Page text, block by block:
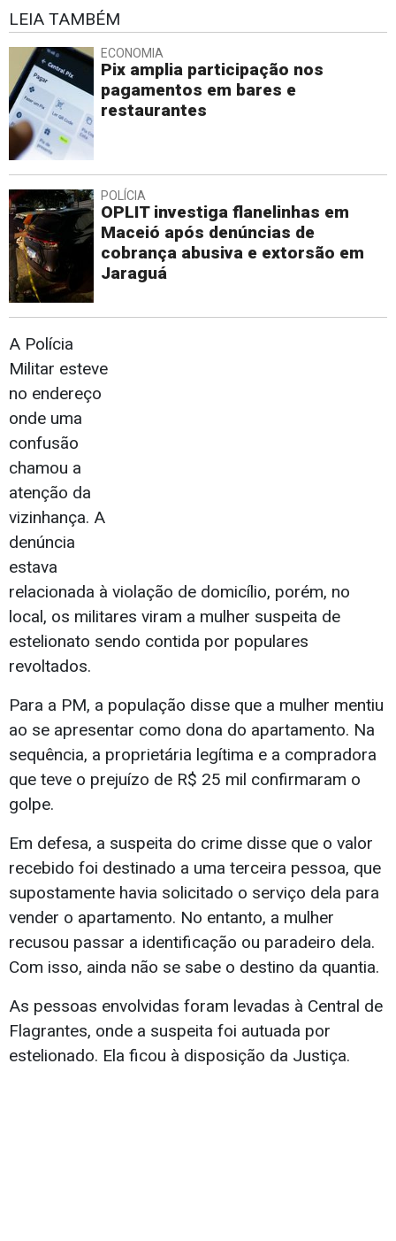
LEIA TAMBÉM
ECONOMIA
Pix amplia participação nos
pagamentos em bares e
restaurantes
POLÍCIA
OPLIT investiga flanelinhas em
Maceió após denúncias de
cobrança abusiva e extorsão em
Jaraguá
A Polícia
Militar esteve
no endereço
onde uma
confusão
chamou a
atenção da
vizinhança. A
denúncia
estava
relacionada à violação de domicílio, porém, no
local, os militares viram a mulher suspeita de
estelionato sendo contida por populares
revoltados.
Para a PM, a população disse que a mulher mentiu
ao se apresentar como dona do apartamento. Na
sequência, a proprietária legítima e a compradora
que teve o prejuízo de R$ 25 mil confirmaram o
golpe.
Em defesa, a suspeita do crime disse que o valor
recebido foi destinado a uma terceira pessoa, que
supostamente havia solicitado o serviço dela para
vender o apartamento. No entanto, a mulher
recusou passar a identificação ou paradeiro dela.
Com isso, ainda não se sabe o destino da quantia.
As pessoas envolvidas foram levadas à Central de
Flagrantes, onde a suspeita foi autuada por
estelionado. Ela ficou à disposição da Justiça.